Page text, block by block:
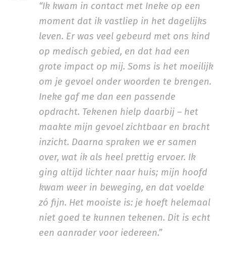
“Ik kwam in contact met Ineke op een
moment dat ik vastliep in het dagelijks
leven. Er was veel gebeurd met ons kind
op medisch gebied, en dat had een
grote impact op mij. Soms is het moeilijk
om je gevoel onder woorden te brengen.
Ineke gaf me dan een passende
opdracht. Tekenen hielp daarbij – het
maakte mijn gevoel zichtbaar en bracht
inzicht. Daarna spraken we er samen
over, wat ik als heel prettig ervoer. Ik
ging altijd lichter naar huis; mijn hoofd
kwam weer in beweging, en dat voelde
zó fijn. Het mooiste is: je hoeft helemaal
niet goed te kunnen tekenen. Dit is echt
een aanrader voor iedereen.”